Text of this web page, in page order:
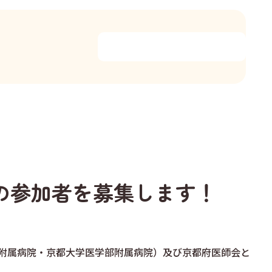
加者を募集します！
病院・京都大学医学部附属病院）及び京都府医師会と